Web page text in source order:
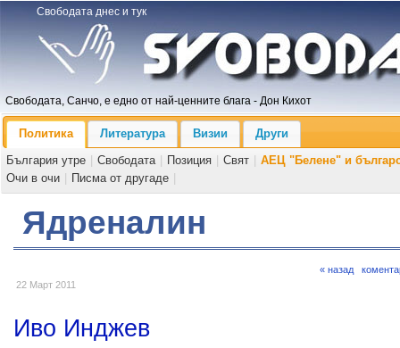
Свободата днес и тук
Свободата, Санчо, е едно от най-ценните блага - Дон Кихот
Политика Литература Визии
Други
България утре
Свободата Позиция Свят
АЕЦ "Белене" и
Очи в очи
Писма от другаде
Ядреналин
22 Март 2011
« назад
Иво Инджев